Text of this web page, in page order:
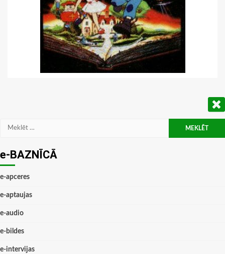
Meklēt:
e-BAZNĪCĀ
e-apceres
e-aptaujas
e-audio
e-bildes
e-intervijas